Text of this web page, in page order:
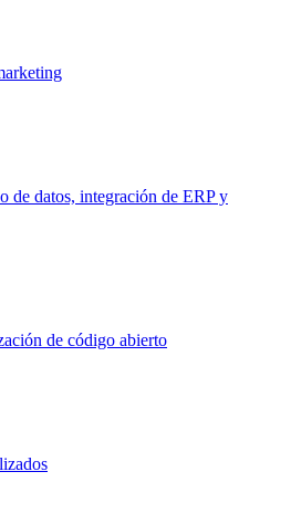
de datos, integración de ERP y
de código abierto